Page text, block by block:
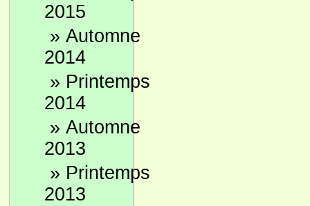
2015
» Automne
2014
» Printemps
2014
» Automne
2013
» Printemps
2013